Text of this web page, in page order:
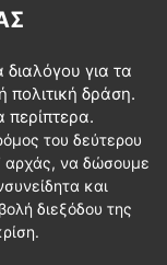
για τα
πολιτική δράση.
περίπτερα.
του δεύτερου
αρχάς, να δώσουμε
και
διεξόδου της